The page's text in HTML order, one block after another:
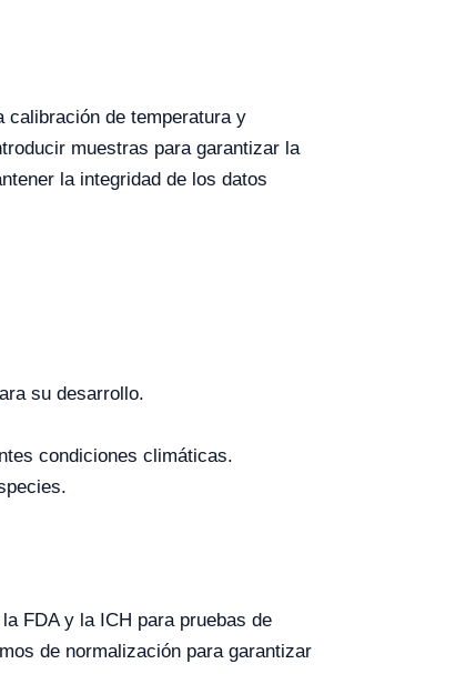
calibración de temperatura y
muestras para garantizar la
la integridad de los datos
su desarrollo.
condiciones climáticas.
FDA y la ICH para pruebas de
de normalización para garantizar